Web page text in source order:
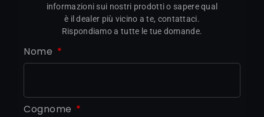
informazioni sui nostri prodotti o sapere qual
è il dealer più vicino a te, contattaci.
Rispondiamo a tutte le tue domande.
Nome
Cognome